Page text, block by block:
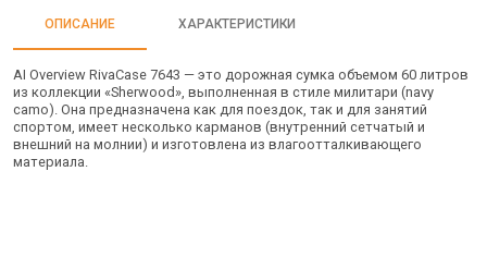
ОПИСАНИЕ ХАРАКТЕРИСТИКИ
AI Overview RivaCase 7643 — это дорожная сумка объемом 60 литров
из коллекции «Sherwood», выполненная в стиле милитари (navy
camo). Она предназначена как для поездок, так и для занятий
спортом, имеет несколько карманов (внутренний сетчатый и
внешний на молнии) и изготовлена из влагоотталкивающего
материала.